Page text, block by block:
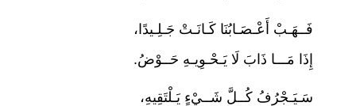
فَــهَـبْ أَعْـصَـابُنَا كَـانَـتْ جَـلِـيدًا،
إِذَا مَـــا ذَابَ لَا يَـحْـوِيـهِ حَــوْضُ.
سَـيَـجْرُفُ كُــلَّ شَــيْءٍ يَـلْتَقِيهِ،